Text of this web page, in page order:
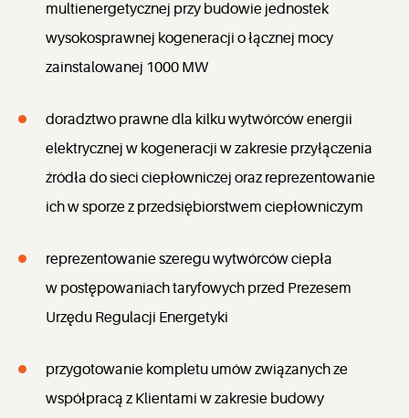
multienergetycznej przy budowie jednostek
wysokosprawnej kogeneracji o łącznej mocy
zainstalowanej 1000 MW
doradztwo prawne dla kilku wytwórców energii
elektrycznej w kogeneracji w zakresie przyłączenia
źródła do sieci ciepłowniczej oraz reprezentowanie
ich w sporze z przedsiębiorstwem ciepłowniczym
reprezentowanie szeregu wytwórców ciepła
w postępowaniach taryfowych przed Prezesem
Urzędu Regulacji Energetyki
przygotowanie kompletu umów związanych ze
współpracą z Klientami w zakresie budowy